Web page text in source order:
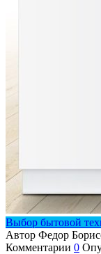
Выбор бытовой
Автор Федор
Комментарии 0